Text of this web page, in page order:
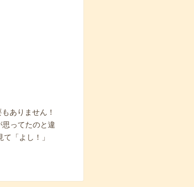
ありません！
思ってたのと違
「よし！」